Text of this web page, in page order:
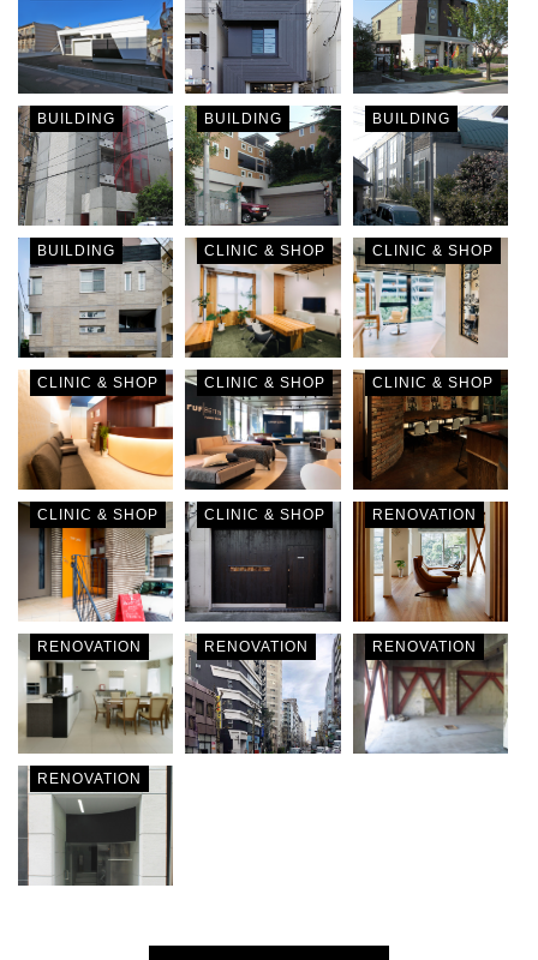
BUILDING BUILDING BUILDING
BUILDING CLINIC & SHOP CLINIC & SHOP
CLINIC & SHOP CLINIC & SHOP CLINIC & SHOP
CLINIC & SHOP CLINIC & SHOP RENOVATION
RENOVATION RENOVATION RENOVATION
RENOVATION